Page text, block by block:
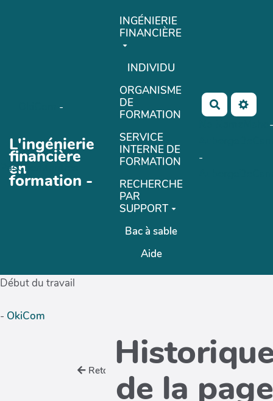
Aller au contenu principal
L'ingénierie
financière
en
formation -
-
PasCherMontres
INGÉNIERIE
FINANCIÈRE
INDIVIDU
ORGANISME
DE
FORMATION
SERVICE
INTERNE DE
FORMATION
RECHERCHE
PAR
SUPPORT
Bac à sable
Aide
Rechercher
-
-
Début du travail
- OkiCom
Retour de la page